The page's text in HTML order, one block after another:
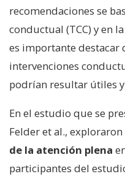
recomendaciones se
conductual (TCC) y en
es importante destacar
intervenciones
podrían resultar útiles y
En el estudio que se
Felder et al.,
de la atención plena
participantes del